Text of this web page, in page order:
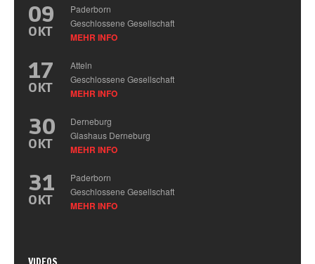
09
OKT
Paderborn
Geschlossene Gesellschaft
MEHR INFO
17
OKT
Atteln
Geschlossene Gesellschaft
MEHR INFO
30
OKT
Derneburg
Glashaus Derneburg
MEHR INFO
31
OKT
Paderborn
Geschlossene Gesellschaft
MEHR INFO